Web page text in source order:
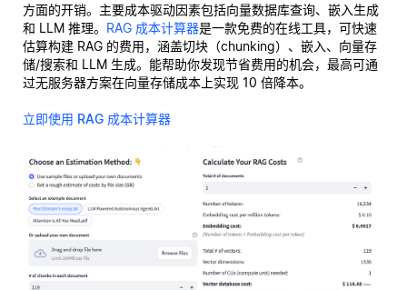
方面的开销。主要成本驱动因素包括向量数据库查询、嵌入生成
和 LLM 推理。 RAG 成本计算器是一款免费的在线工具，可快速
估算构建 RAG 的费用，涵盖切块（chunking）、嵌入、向量存
储/搜索和 LLM 生成。能帮助你发现节省费用的机会，最高可通
过无服务器方案在向量存储成本上实现 10 倍降本。
立即使用 RAG 成本计算器